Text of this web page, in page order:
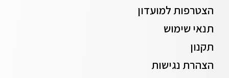
הצטרפות למועדון
תנאי שימוש
תקנון
הצהרת נגישות